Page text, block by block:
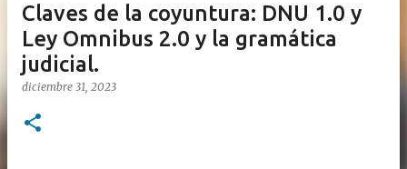
Claves de la coyuntura: DNU 1.0 y
Ley Omnibus 2.0 y la gramática
judicial.
diciembre 31, 2023